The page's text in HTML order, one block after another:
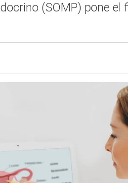
(SOMP) pone el